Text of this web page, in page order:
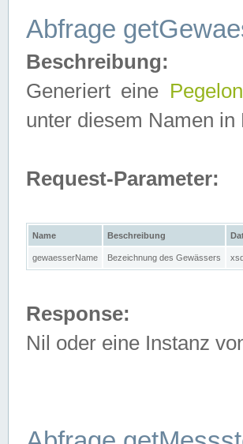
Abfrage
Beschreibung:
Generiert eine
unter diesem Namen
Request-Parameter:
Name Beschreibung
gewaesserName Bezeichnung des Gewässers
Response:
Nil oder eine Instanz